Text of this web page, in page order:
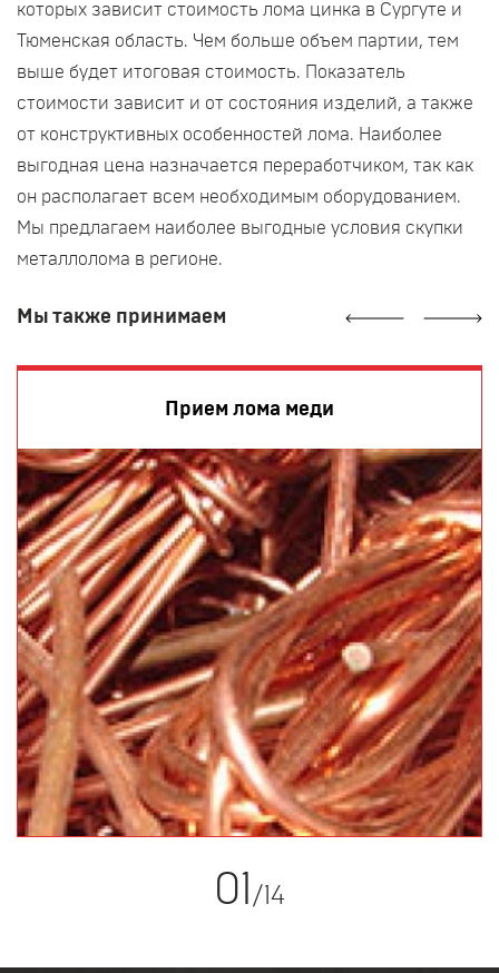
которых зависит стоимость лома цинка в Сургуте и
Тюменская область. Чем больше объем партии, тем
выше будет итоговая стоимость. Показатель
стоимости зависит и от состояния изделий, а также
от конструктивных особенностей лома. Наиболее
выгодная цена назначается переработчиком, так как
он располагает всем необходимым оборудованием.
Мы предлагаем наиболее выгодные условия скупки
металлолома в регионе.
Мы также принимаем
Прием лома меди
01 / 14